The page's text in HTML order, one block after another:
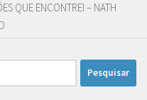
QUE ENCONTREI – NATH